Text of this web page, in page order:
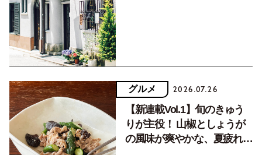
グルメ 2026.07.26
【新連載Vol.1】旬のきゅう
りが主役！ 山椒としょうが
の風味が爽やかな、夏疲れを